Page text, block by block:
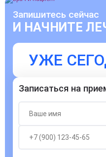
Запишитесь сейчас
И НАЧНИТЕ
УЖЕ
Записаться на